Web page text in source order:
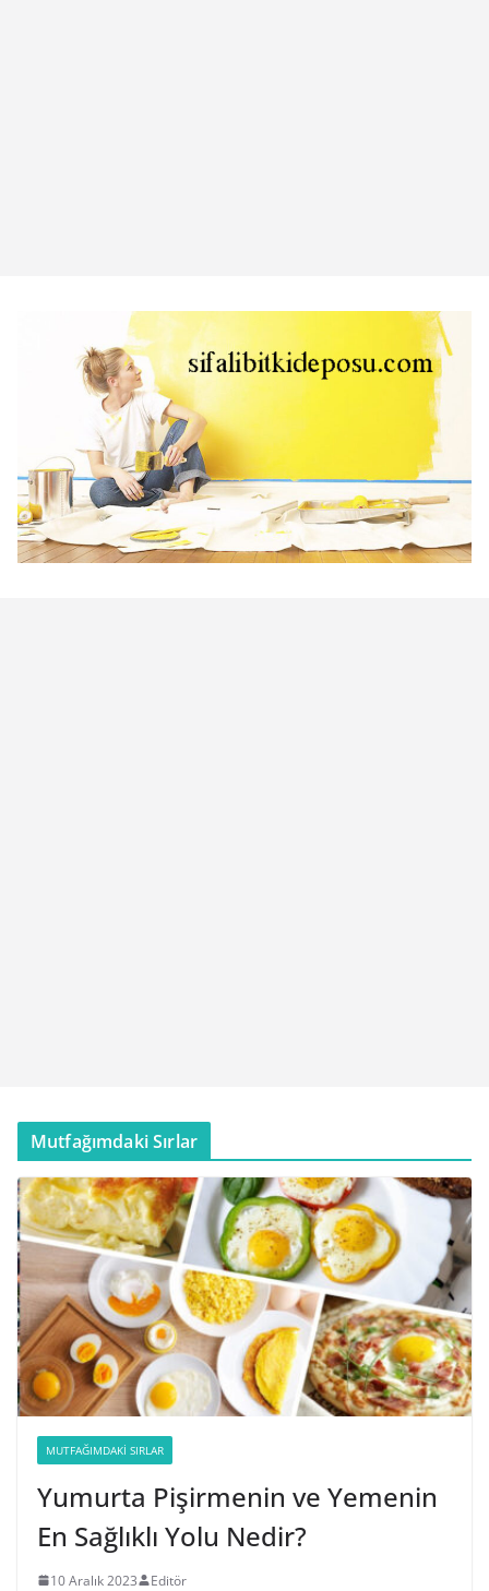
Mutfağımdaki Sırlar
MUTFAĞIMDAKI SIRLAR
Yumurta Pişirmenin ve Yemenin
En Sağlıklı Yolu Nedir?
10 Aralık 2023 Editör